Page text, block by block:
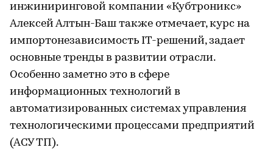
инжиниринговой компании «Кубтроникс»
Алексей Алтын-Баш также отмечает, курс на
импортонезависимость IT-решений, задает
основные тренды в развитии отрасли.
Особенно заметно это в сфере
информационных технологий в
автоматизированных системах управления
технологическими процессами предприятий
(АСУ ТП).